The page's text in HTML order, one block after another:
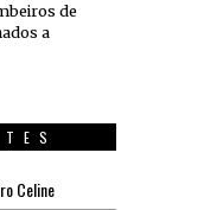
de
a
Celine